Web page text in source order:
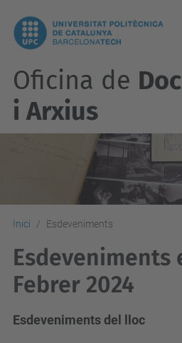
Oficina de
i Arxius
Inici Esdeveniments
Esdeveniments
Febrer 2024
Esdeveniments del lloc